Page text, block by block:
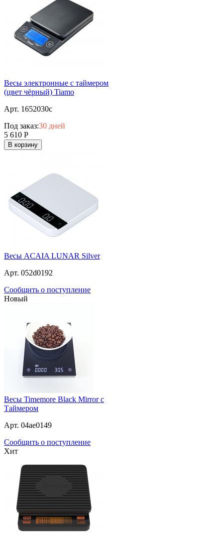
Весы электронные с таймером
(цвет чёрный) Tiamo
Арт. 1652030c
Под заказ:30 дней
5 610 Р
В корзину
Весы ACAIA LUNAR Silver
Арт. 052d0192
Сообщить о поступление
Новый
Весы Timemore Black Mirror с
Таймером
Арт. 04ae0149
Сообщить о поступление
Хит